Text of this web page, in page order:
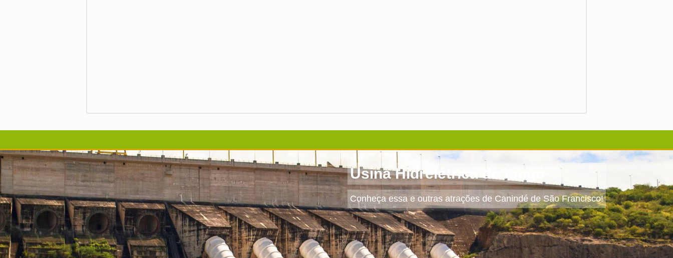
Usina Hidrelétrica de Xingó
Conheça essa e outras atrações de Canindé de São Francisco!